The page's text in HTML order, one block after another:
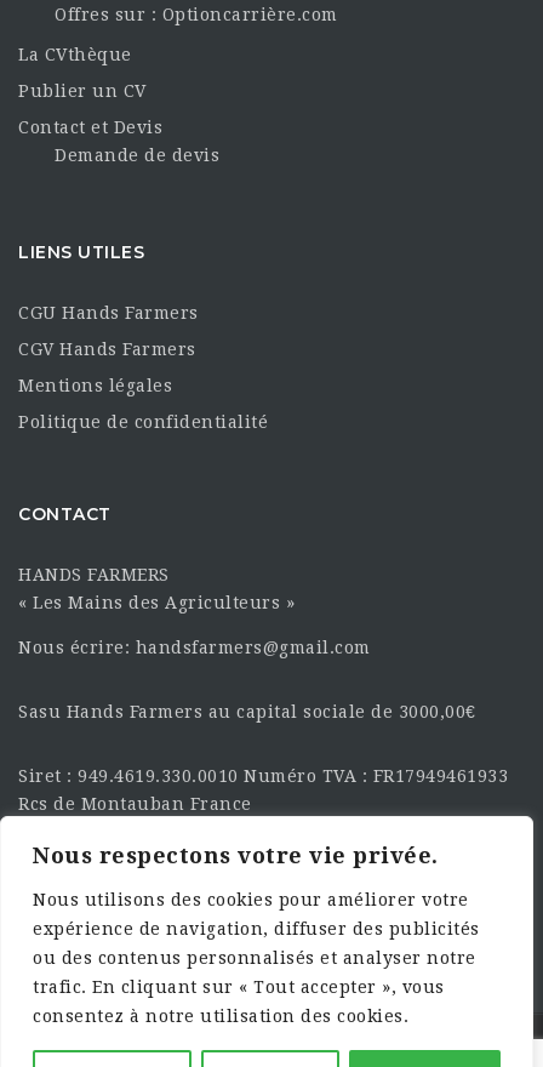
Nous respectons votre vie privée.
Nous utilisons des cookies pour améliorer votre
expérience de navigation, diffuser des publicités
ou des contenus personnalisés et analyser notre
trafic. En cliquant sur « Tout accepter », vous
consentez à notre utilisation des cookies.
Offres sur : Optioncarrière.com
La CVthèque
Publier un CV
Contact et Devis
Demande de devis
LIENS UTILES
CGU Hands Farmers
CGV Hands Farmers
Mentions légales
Politique de confidentialité
CONTACT
HANDS FARMERS
« Les Mains des Agriculteurs »
Nous écrire: handsfarmers@gmail.com
Sasu Hands Farmers au capital sociale de 3000,00€
Siret : 949.4619.330.0010 Numéro TVA : FR17949461933
Rcs de Montauban France
SUIVEZ-NOUS SUR LES
RÉSEAU :
©2025 HandsFarmers. Designed with Web Studio